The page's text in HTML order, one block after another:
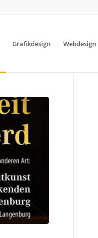
Grafikdesign Webdesign